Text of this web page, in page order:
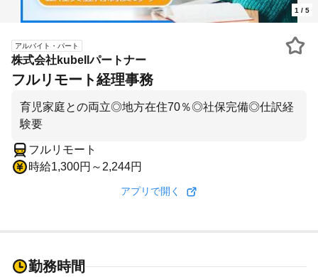
1 / 5
アルバイト・パート
株式会社kubellパートナー
フルリモート経理事務
育児家庭との両立◎地方在住70％◎社保完備◎仕訳経
験要
フルリモート
時給1,300円～2,244円
アプリで開く
勤務時間